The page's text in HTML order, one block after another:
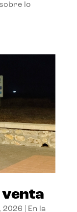
lo
venta
2026
En la